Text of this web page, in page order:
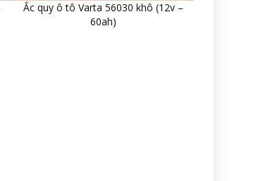
Ắc quy ô tô Varta 56030 khô (12v –
60ah)